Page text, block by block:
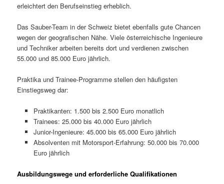
erleichtert den Berufseinstieg erheblich.
Das Sauber-Team in der Schweiz bietet ebenfalls gute Chancen
wegen der geografischen Nähe. Viele österreichische Ingenieure
und Techniker arbeiten bereits dort und verdienen zwischen
55.000 und 85.000 Euro jährlich.
Praktika und Trainee-Programme stellen den häufigsten
Einstiegsweg dar:
Praktikanten: 1.500 bis 2.500 Euro monatlich
Trainees: 25.000 bis 40.000 Euro jährlich
Junior-Ingenieure: 45.000 bis 65.000 Euro jährlich
Absolventen mit Motorsport-Erfahrung: 50.000 bis 70.000
Euro jährlich
Ausbildungswege und erforderliche Qualifikationen